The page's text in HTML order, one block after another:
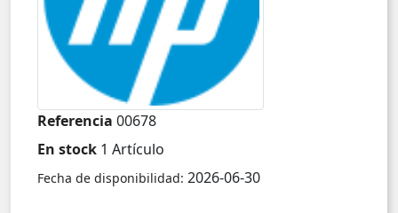
Referencia 00678
En stock 1 Artículo
Fecha de disponibilidad: 2026-06-30